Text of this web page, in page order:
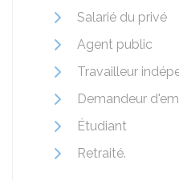
Salarié du privé
Agent public
Travailleur
Demandeur
Étudiant
Retraité.